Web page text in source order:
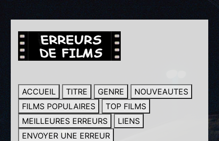
ACCUEIL TITRE GENRE
NOUVEAUTES
FILMS POPULAIRES
TOP FILMS
MEILLEURES ERREURS
LIENS
ENVOYER UNE ERREUR